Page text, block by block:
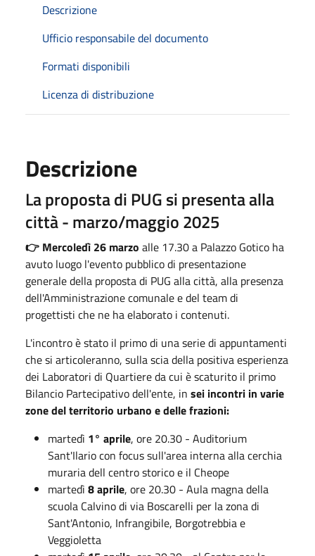
Descrizione
Ufficio responsabile del documento
Formati disponibili
Licenza di distribuzione
Descrizione
La proposta di PUG si presenta alla
città - marzo/maggio 2025
👉 Mercoledì 26 marzo alle 17.30 a Palazzo Gotico ha
avuto luogo l'evento pubblico di presentazione
generale della proposta di PUG alla città, alla presenza
dell'Amministrazione comunale e del team di
progettisti che ne ha elaborato i contenuti.
L'incontro è stato il primo di una serie di appuntamenti
che si articoleranno, sulla scia della positiva esperienza
dei Laboratori di Quartiere da cui è scaturito il primo
Bilancio Partecipativo dell'ente, in sei incontri in varie
zone del territorio urbano e delle frazioni:
martedì 1° aprile, ore 20.30 - Auditorium
Sant'Ilario con focus sull'area interna alla cerchia
muraria dell centro storico e il Cheope
martedì 8 aprile, ore 20.30 - Aula magna della
scuola Calvino di via Boscarelli per la zona di
Sant'Antonio, Infrangibile, Borgotrebbia e
Veggioletta